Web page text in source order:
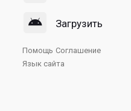
Загрузить
Помощь Соглашение
Язык сайта